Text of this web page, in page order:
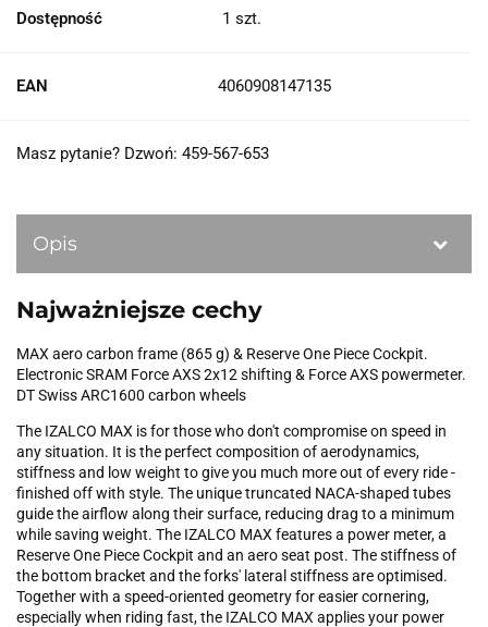
Dostępność 1 szt.
EAN 4060908147135
Masz pytanie? Dzwoń: 459-567-653
Opis
Najważniejsze cechy
MAX aero carbon frame (865 g) & Reserve One Piece Cockpit.
Electronic SRAM Force AXS 2x12 shifting & Force AXS powermeter.
DT Swiss ARC1600 carbon wheels
The IZALCO MAX is for those who don't compromise on speed in
any situation. It is the perfect composition of aerodynamics,
stiffness and low weight to give you much more out of every ride -
finished off with style. The unique truncated NACA-shaped tubes
guide the airflow along their surface, reducing drag to a minimum
while saving weight. The IZALCO MAX features a power meter, a
Reserve One Piece Cockpit and an aero seat post. The stiffness of
the bottom bracket and the forks' lateral stiffness are optimised.
Together with a speed-oriented geometry for easier cornering,
especially when riding fast, the IZALCO MAX applies your power